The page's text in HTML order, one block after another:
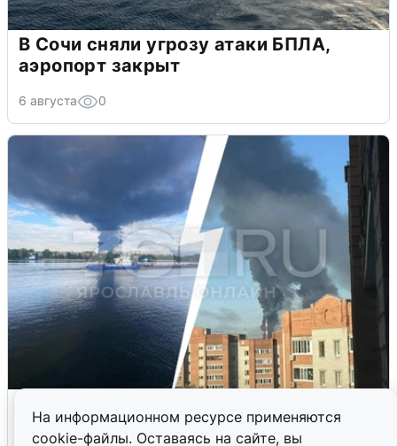
На информационном ресурсе применяются
cookie-файлы. Оставаясь на сайте, вы
В Сочи сняли угрозу атаки БПЛА,
аэропорт закрыт
6 августа 0
попадания и последствия